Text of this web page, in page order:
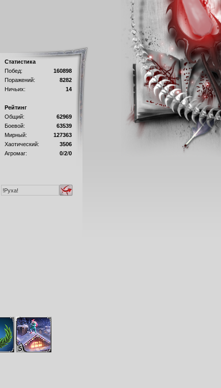
Статистика
Побед:
160898
Поражений:
8282
Ничьих:
14
Рейтинг
Общий:
62969
Боевой:
63539
Мирный:
127363
Хаотический:
3506
Агромаг:
0/2/0